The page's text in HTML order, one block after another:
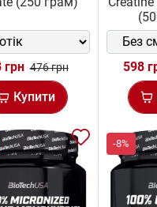
грн 476 грн
Купити
598
-8%